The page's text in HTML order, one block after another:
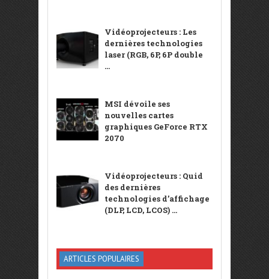
Vidéoprojecteurs : Les
dernières technologies
laser (RGB, 6P, 6P double
...
MSI dévoile ses
nouvelles cartes
graphiques GeForce RTX
2070
Vidéoprojecteurs : Quid
des dernières
technologies d’affichage
(DLP, LCD, LCOS) ...
ARTICLES POPULAIRES